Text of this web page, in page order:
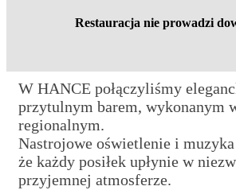
Restauracja nie prowadzi
W HANCE połączyliśmy
przytulnym barem, wykonanym
regionalnym.
Nastrojowe oświetlenie i
że każdy posiłek upłynie w
przyjemnej atmosferze.